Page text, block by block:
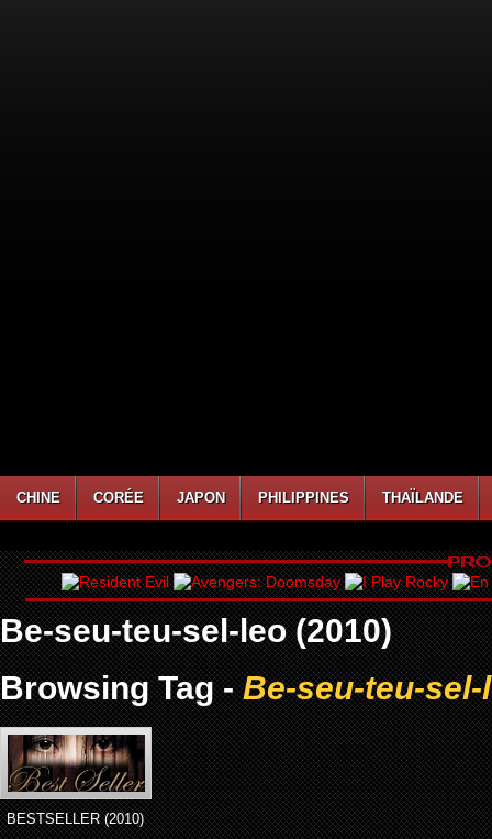
CHINE CORÉE JAPON PHILIPPINES THAÏLANDE
Be-seu-teu-sel-leo (2010)
Browsing Tag -Be-seu-teu-sel-
BESTSELLER (2010)